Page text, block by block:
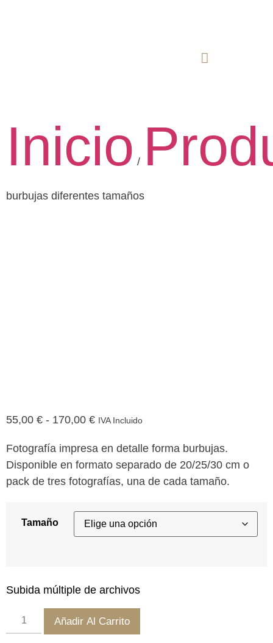
Inicio /
burbujas diferentes tamaños
55,00 € - 170,00 € IVA Incluido
Fotografía impresa en detalle forma burbujas.
Disponible en formato separado de 20/25/30 cm o
pack de tres fotografías, una de cada tamaño.
Tamaño
Subida múltiple de archivos
Añadir Al Carrito